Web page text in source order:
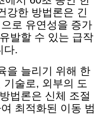
강한 방법론은 긴
로 유연성을 증가
발할 수 있는 급작
다.
을 늘리기 위해 한
기술로, 외부의 도
법론은 신체 조절
최적화된 이동 범